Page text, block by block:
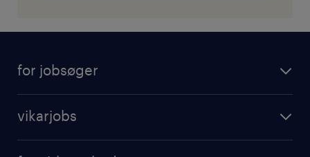
for jobsøger
vikarjobs